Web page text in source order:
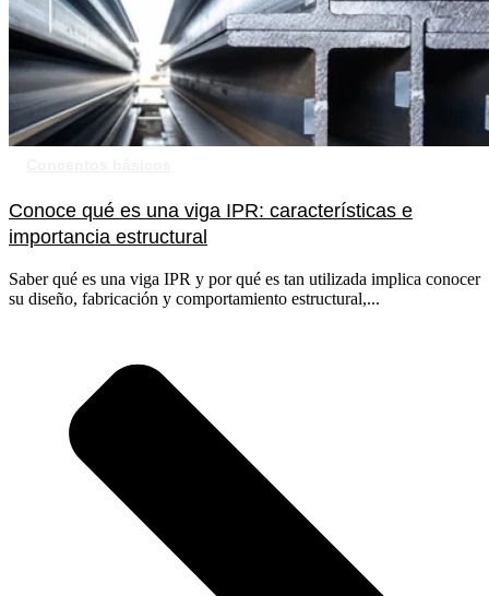
Conoce qué es una viga IPR: características e
importancia estructural
Saber qué es una viga IPR y por qué es tan utilizada implica conocer
su diseño, fabricación y comportamiento estructural,...